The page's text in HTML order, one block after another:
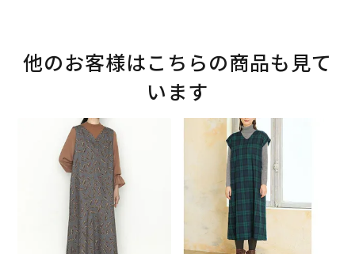
他のお客様はこちらの商品も見て
います